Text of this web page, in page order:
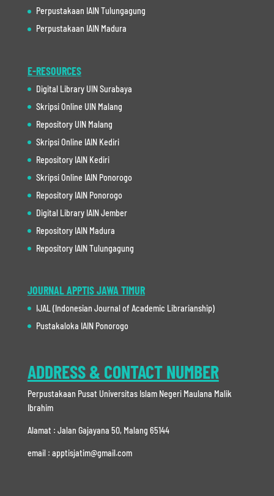
Perpustakaan IAIN Tulungagung
Perpustakaan IAIN Madura
E-RESOURCES
Digital Library UIN Surabaya
Skripsi Online UIN Malang
Repository UIN Malang
Skripsi Online IAIN Kediri
Repository IAIN Kediri
Skripsi Online IAIN Ponorogo
Repository IAIN Ponorogo
Digital Library IAIN Jember
Repository IAIN Madura
Repository IAIN Tulungagung
JOURNAL APPTIS JAWA TIMUR
IJAL (Indonesian Journal of Academic Librarianship)
Pustakaloka IAIN Ponorogo
ADDRESS & CONTACT NUMBER
Perpustakaan Pusat Universitas Islam Negeri Maulana Malik
Ibrahim
Alamat : Jalan Gajayana 50, Malang 65144
email : apptisjatim@gmail.com